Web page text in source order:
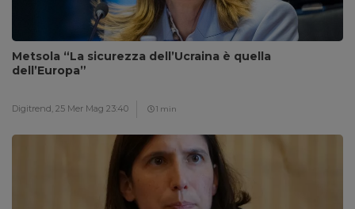
Metsola “La sicurezza dell’Ucraina è quella
dell’Europa”
Digitrend, 25 Mer Mag 23:40 1 min